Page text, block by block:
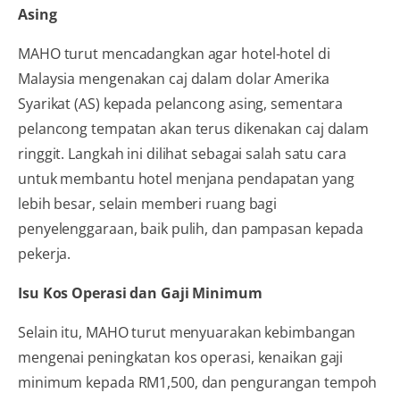
Asing
MAHO turut mencadangkan agar hotel-hotel di
Malaysia mengenakan caj dalam dolar Amerika
Syarikat (AS) kepada pelancong asing, sementara
pelancong tempatan akan terus dikenakan caj dalam
ringgit. Langkah ini dilihat sebagai salah satu cara
untuk membantu hotel menjana pendapatan yang
lebih besar, selain memberi ruang bagi
penyelenggaraan, baik pulih, dan pampasan kepada
pekerja.
Isu Kos Operasi dan Gaji Minimum
Selain itu, MAHO turut menyuarakan kebimbangan
mengenai peningkatan kos operasi, kenaikan gaji
minimum kepada RM1,500, dan pengurangan tempoh